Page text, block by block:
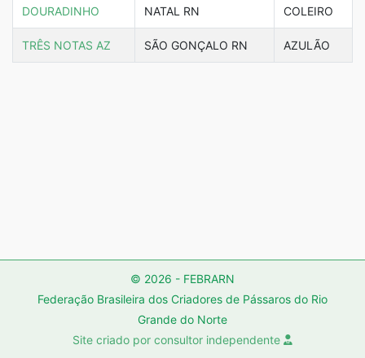
DOURADINHO NATAL RN COLEIRO
TRÊS NOTAS AZ SÃO GONÇALO RN AZULÃO
© 2026 - FEBRARN
Federação Brasileira dos Criadores de Pássaros do Rio
Grande do Norte
Site criado por consultor independente